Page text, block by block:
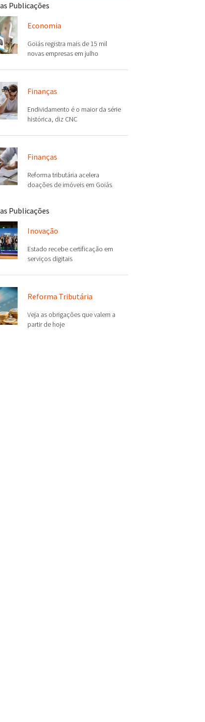
Publicações
Economia
Goiás registra mais de 15 mil
novas empresas em julho
Finanças
Endividamento é o maior da série
histórica, diz CNC
Finanças
Reforma tributária acelera
doações de imóveis em Goiás
Publicações
Inovação
Estado recebe certificação em
serviços digitais
Reforma Tributária
Veja as obrigações que valem a
partir de hoje